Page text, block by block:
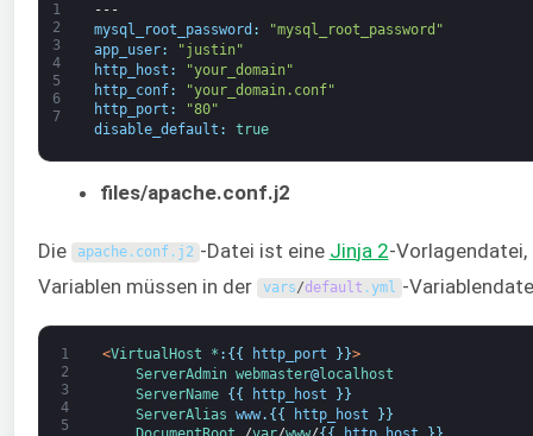
1
2
3
4
5
6
7
---
mysql_root_password :
"mysql_root_password"
app_user:
"justin"
http_host :
"your_domain"
http_conf:
"your_domain.conf"
http_port :
"80"
disable_default : true
files/apache.conf.j2
Die apache. conf. j2 -Datei ist eine Jinja 2-
Variablen müssen in der
vars/default .yml -
1
2
3
4
5
<VirtualHost * : { { http_port } }>
ServerAdmin webmaster@localhost
ServerName
{{ http_host }}
ServerAlias www. {{ http_host }}